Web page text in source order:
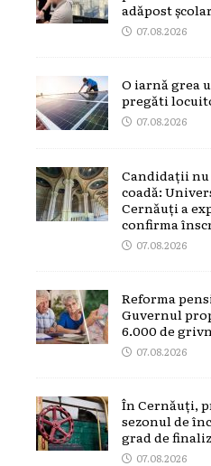
adăpost
07.08.2026
O iarnă grea
pregăti
07.08.2026
Candidații nu
coadă:
Cernăuți a
confirma
07.08.2026
Reforma
Guvernul
6.000 de
07.08.2026
În Cernăuți,
sezonul de
grad de
07.08.2026